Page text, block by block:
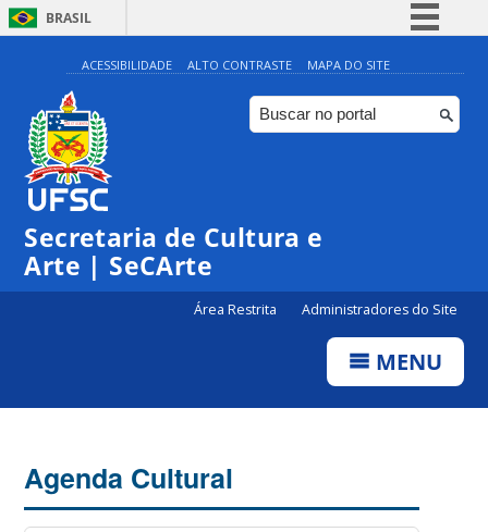
BRASIL
Simplifique!
Comunica BR
Participe
ACESSIBILIDADE ALTO CONTRASTE MAPA DO SITE
Secretaria de Cultura e
Arte | SeCArte
Área Restrita Administradores do Site
MENU
Agenda Cultural